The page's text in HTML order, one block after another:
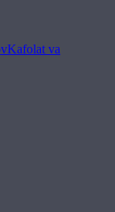
Kafolat va